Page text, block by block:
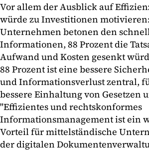
Vor allem der Ausblick auf
würde zu Investitionen
Unternehmen betonen den
Informationen, 88 Prozent die
Aufwand und Kosten gesenkt
88 Prozent ist eine bessere
und Informationsverlust zentral,
bessere Einhaltung von Gesetzen
"Effizientes und rechtskonformes
Informationsmanagement ist ein
Vorteil für mittelständische
der digitalen